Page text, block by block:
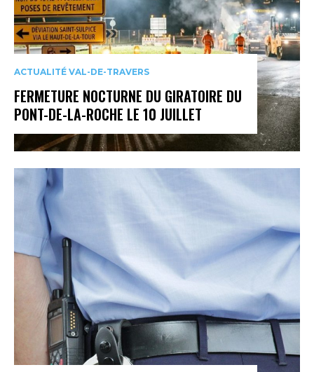
ACTUALITÉ VAL-DE-TRAVERS
FERMETURE NOCTURNE DU GIRATOIRE DU
PONT-DE-LA-ROCHE LE 10 JUILLET